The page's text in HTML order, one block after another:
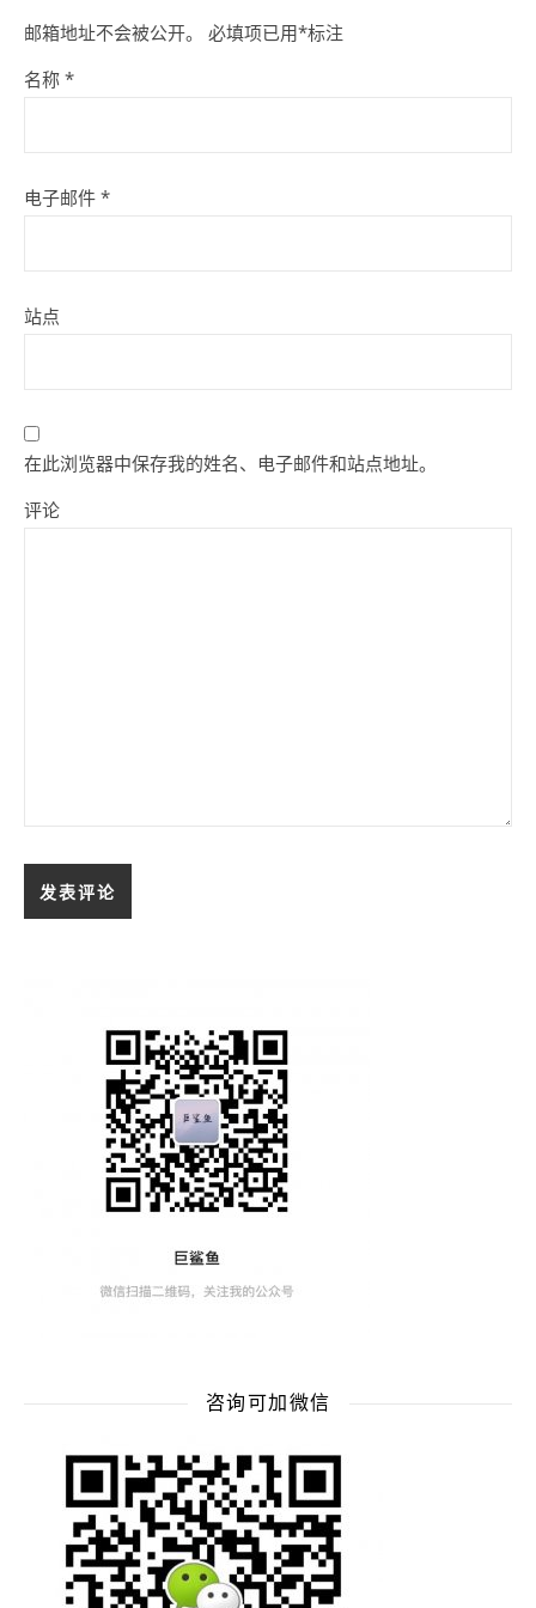
邮箱地址不会被公开。 必填项已用*标注
名称 *
电子邮件 *
站点
在此浏览器中保存我的姓名、电子邮件和站点地址。
评论
咨询可加微信